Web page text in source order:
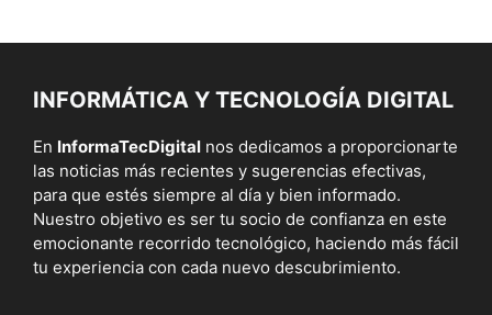
INFORMÁTICA Y TECNOLOGÍA DIGITAL
En InformaTecDigital nos dedicamos a proporcionarte
las noticias más recientes y sugerencias efectivas,
para que estés siempre al día y bien informado.
Nuestro objetivo es ser tu socio de confianza en este
emocionante recorrido tecnológico, haciendo más fácil
tu experiencia con cada nuevo descubrimiento.